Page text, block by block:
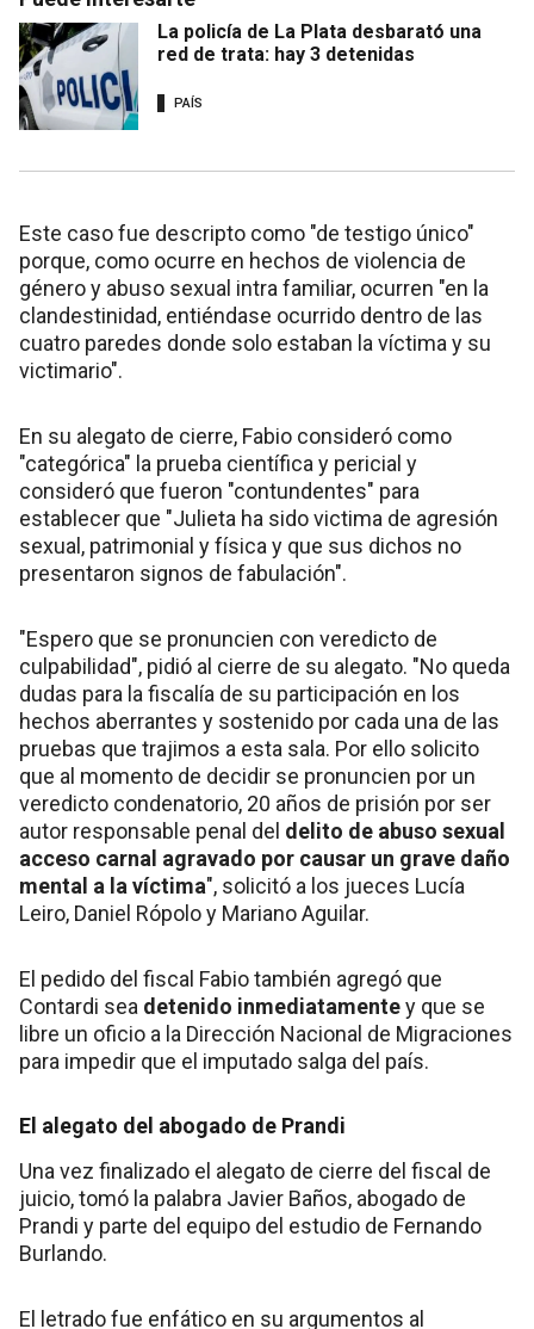
La policía de La Plata desbarató una
red de trata: hay 3 detenidas
PAÍS
Este caso fue descripto como "de testigo único"
porque, como ocurre en hechos de violencia de
género y abuso sexual intra familiar, ocurren "en la
clandestinidad, entiéndase ocurrido dentro de las
cuatro paredes donde solo estaban la víctima y su
victimario".
En su alegato de cierre, Fabio consideró como
"categórica" la prueba científica y pericial y
consideró que fueron "contundentes" para
establecer que "Julieta ha sido victima de agresión
sexual, patrimonial y física y que sus dichos no
presentaron signos de fabulación".
"Espero que se pronuncien con veredicto de
culpabilidad", pidió al cierre de su alegato. "No queda
dudas para la fiscalía de su participación en los
hechos aberrantes y sostenido por cada una de las
pruebas que trajimos a esta sala. Por ello solicito
que al momento de decidir se pronuncien por un
veredicto condenatorio, 20 años de prisión por ser
autor responsable penal del delito de abuso sexual
acceso carnal agravado por causar un grave daño
mental a la víctima", solicitó a los jueces Lucía
Leiro, Daniel Rópolo y Mariano Aguilar.
El pedido del fiscal Fabio también agregó que
Contardi sea detenido inmediatamentey que se
libre un oficio a la Dirección Nacional de Migraciones
para impedir que el imputado salga del país.
El alegato del abogado de Prandi
Una vez finalizado el alegato de cierre del fiscal de
juicio, tomó la palabra Javier Baños, abogado de
Prandi y parte del equipo del estudio de Fernando
Burlando.
El letrado fue enfático en su argumentos al